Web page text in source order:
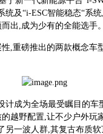
统及“i-ESC智能稳态“系
出,成为少有的全能选手
,重磅推出的两款概念车
计成为全场最受瞩目的
越野配置,让不少户外玩
另一波人群,其复古布质